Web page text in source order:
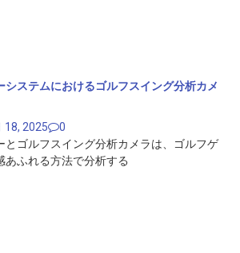
システムにおけるゴルフスイング分析カメ
18, 2025
0
とゴルフスイング分析カメラは、ゴルフゲ
あふれる方法で分析する